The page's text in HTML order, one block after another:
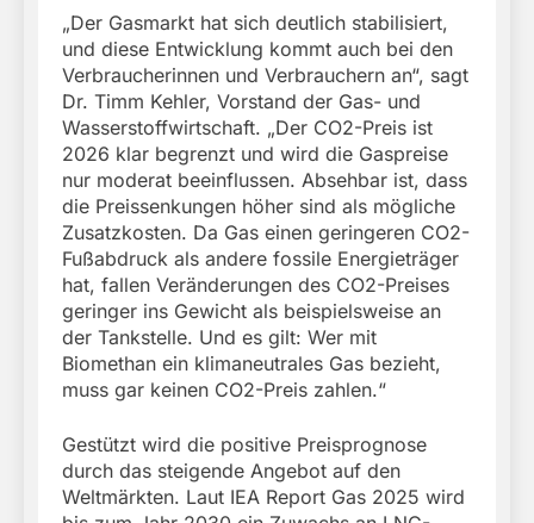
„Der Gasmarkt hat sich deutlich stabilisiert,
und diese Entwicklung kommt auch bei den
Verbraucherinnen und Verbrauchern an“, sagt
Dr. Timm Kehler, Vorstand der Gas- und
Wasserstoffwirtschaft. „Der CO2-Preis ist
2026 klar begrenzt und wird die Gaspreise
nur moderat beeinflussen. Absehbar ist, dass
die Preissenkungen höher sind als mögliche
Zusatzkosten. Da Gas einen geringeren CO2-
Fußabdruck als andere fossile Energieträger
hat, fallen Veränderungen des CO2-Preises
geringer ins Gewicht als beispielsweise an
der Tankstelle. Und es gilt: Wer mit
Biomethan ein klimaneutrales Gas bezieht,
muss gar keinen CO2-Preis zahlen.“
Gestützt wird die positive Preisprognose
durch das steigende Angebot auf den
Weltmärkten. Laut IEA Report Gas 2025 wird